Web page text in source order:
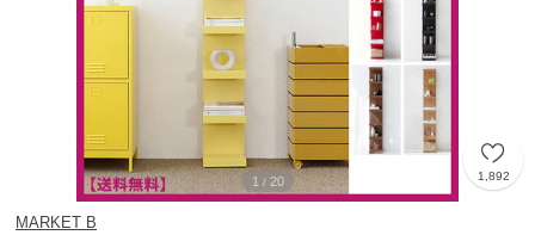
1 / 20 1,892
MARKET B